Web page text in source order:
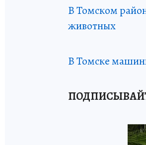
В Томском
животных
В Томске